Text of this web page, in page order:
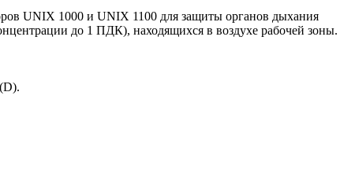
UNIX 1000 и UNIX 1100 для защиты органов дыхания
до 1 ПДК), находящихся в воздухе рабочей зоны.